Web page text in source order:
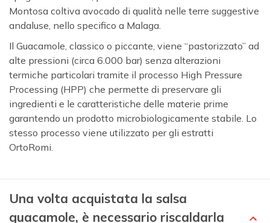
Montosa coltiva avocado di qualità nelle terre suggestive
andaluse, nello specifico a Malaga.
Il Guacamole, classico o piccante, viene “pastorizzato” ad
alte pressioni (circa 6.000 bar) senza alterazioni
termiche particolari tramite il processo High Pressure
Processing (HPP) che permette di preservare gli
ingredienti e le caratteristiche delle materie prime
garantendo un prodotto microbiologicamente stabile. Lo
stesso processo viene utilizzato per gli estratti
OrtoRomi.
Una volta acquistata la salsa
guacamole, è necessario riscaldarla